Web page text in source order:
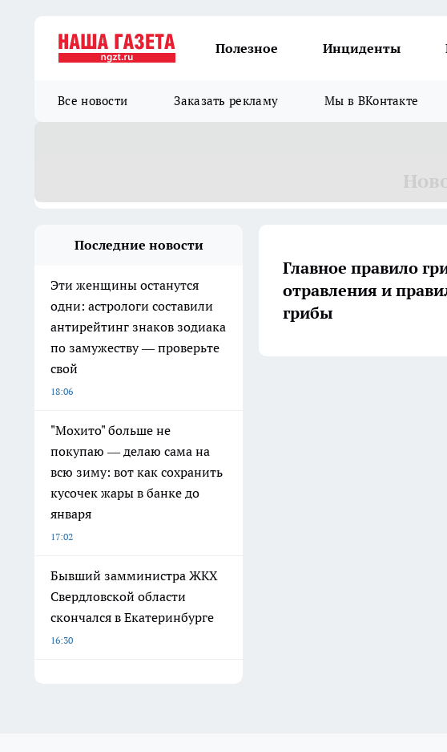
Полезное Инциденты
Все новости Заказать рекламу Мы в ВКонтакте
Последние новости
Эти женщины останутся
одни: астрологи составили
антирейтинг знаков зодиака
по замужеству — проверьте
свой
18:06
"Мохито" больше не
покупаю — делаю сама на
всю зиму: вот как сохранить
кусочек жары в банке до
января
17:02
Бывший замминистра ЖКХ
Свердловской области
скончался в Екатеринбурге
16:30
Главное правило
отравления и
грибы